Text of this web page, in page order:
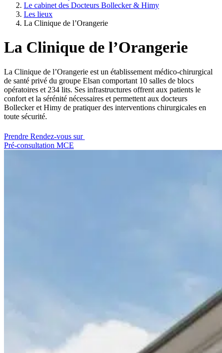
Le cabinet des Docteurs Bollecker & Himy
Les lieux
La Clinique de l’Orangerie
La Clinique de l’Orangerie
La Clinique de l’Orangerie est un établissement médico-chirurgical
de santé privé du groupe Elsan comportant 10 salles de blocs
opératoires et 234 lits. Ses infrastructures offrent aux patients le
confort et la sérénité nécessaires et permettent aux docteurs
Bollecker et Himy de pratiquer des interventions chirurgicales en
toute sécurité.
Prendre Rendez-vous sur
Pré-consultation MCE